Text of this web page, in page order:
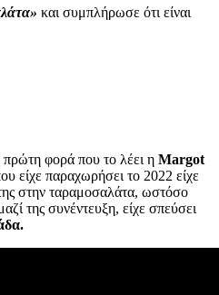
και συμπλήρωσε ότι είναι
φορά που το λέει η Margot
είχε παραχωρήσει το 2022 είχε
στην ταραμοσαλάτα, ωστόσο
της συνέντευξη, είχε σπεύσει